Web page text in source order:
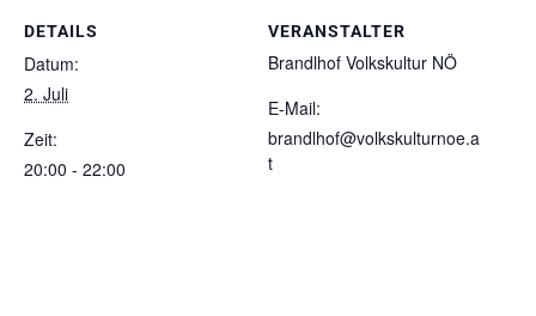
DETAILS
Datum:
2. Juli
Zeit:
20:00 - 22:00
VERANSTALTER
Brandlhof Volkskultur NÖ
E-Mail:
brandlhof@volkskulturnoe.a
t